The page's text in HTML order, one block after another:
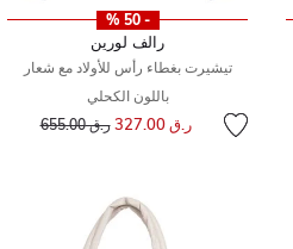
- 50 %
رالف لورين
تيشيرت بغطاء رأس للأولاد مع شعار
باللون الكحلي
ر.ق 327.00 سعر مخفض من
ر.ق 655.00 إلى